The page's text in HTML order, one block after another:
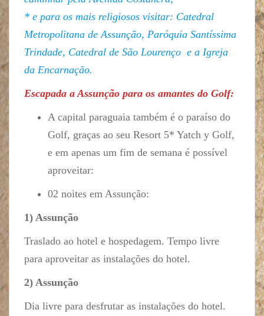
* e para os mais religiosos visitar: Catedral
Metropolitana de Assunção, Paróquia Santíssima
Trindade, Catedral de São Lourenço e a Igreja
da Encarnação.
Escapada a Assunção para os amantes do Golf:
A capital paraguaia também é o paraíso do
Golf, graças ao seu Resort 5* Yatch y Golf,
e em apenas um fim de semana é possível
aproveitar:
02 noites em Assunção:
1) Assunção
Traslado ao hotel e hospedagem. Tempo livre
para aproveitar as instalações do hotel.
2) Assunção
Dia livre para desfrutar as instalações do hotel.